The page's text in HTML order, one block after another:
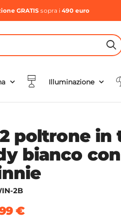
GRATIS sopra i490 euro
Illuminazione
poltrone in
bianco
2B
€